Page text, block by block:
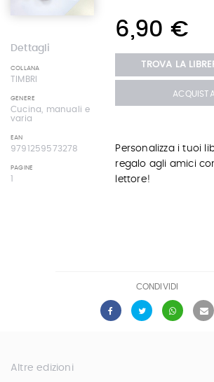
Dettagli
COLLANA
TIMBRI
GENERE
Cucina, manuali e
varia
EAN
9791259573278
PAGINE
1
6,90 €
TROVA LA
Personalizza i tuoi
regalo agli amici
lettore!
CONDIVIDI
Altre edizioni